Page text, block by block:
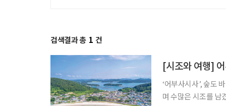
검색결과 총 1 건
[시조와 여행]
‘어부사시사’, 숲도 바다도 먹거리도 보길
며 수많은 시조를 남